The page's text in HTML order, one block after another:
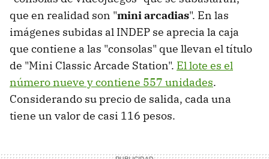
que en realidad son "mini arcadias". En las
imágenes subidas al INDEP se aprecia la caja
que contiene a las "consolas" que llevan el título
de "Mini Classic Arcade Station". El lote es el
número nueve y contiene 557 unidades.
Considerando su precio de salida, cada una
tiene un valor de casi 116 pesos.